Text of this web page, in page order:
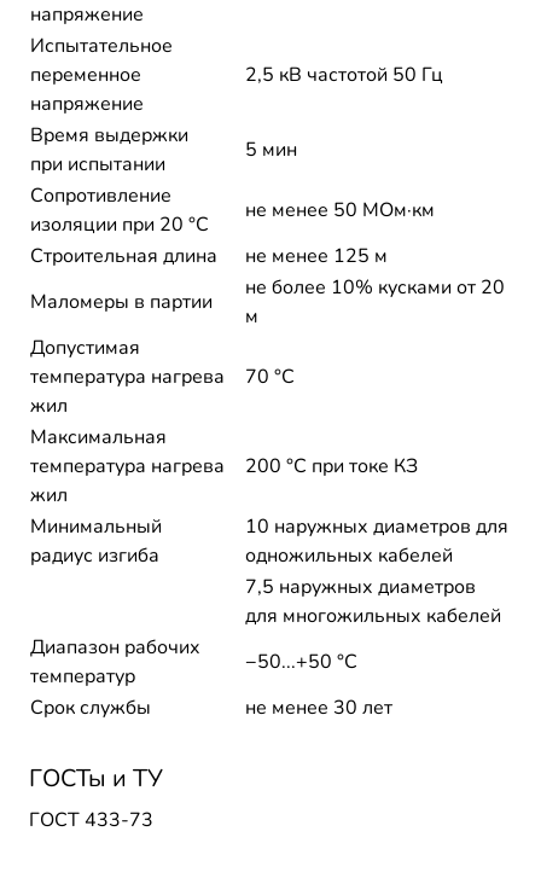
напряжение
Испытательное
переменное
напряжение
2,5 кВ частотой 50 Гц
Время выдержки
при испытании
5 мин
Сопротивление
изоляции при 20 °С
не менее 50 МОм·км
Строительная длина
не менее 125 м
Маломеры в партии
не более 10% кусками от 20
м
Допустимая
температура нагрева
жил
70 °C
Максимальная
температура нагрева
жил
200 °C при токе КЗ
Минимальный
радиус изгиба
10 наружных диаметров для
одножильных кабелей
7,5 наружных диаметров
для многожильных кабелей
Диапазон рабочих
температур
−50...+50 °C
Срок службы
не менее 30 лет
ГОСТы и ТУ
ГОСТ 433-73